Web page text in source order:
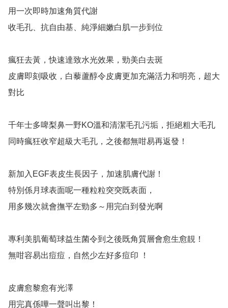
用一次即時加速角質代謝
收毛孔、抗自由基、純淨細嫩白肌一步到位
瘋狂去黃，快速達致水光效果，勁美白去斑
皮膚即刻吸收，白藜蘆醇令皮膚更加充滿活力和明亮，超大
對比
千年士多啤梨鼻一野KO溫和清潔毛孔污垢，拒絕粗大毛孔
同時瘋狂收窄超級大毛孔，之後都無咁易再返發！
新加入EGF表皮生長因子，加速肌膚代謝！
特別係月球表面呢一種粒粒突突既表面，
用多幾次就會撫平左勁多～用完白到發光啊
專利美肌葡萄球益生菌令到之後既角質層會愈生愈靚！
無咁容易出痘痘，自然少左好多痘印 ！
皮膚愈黎愈有光澤
用完真係嘩一聲叫出黎！